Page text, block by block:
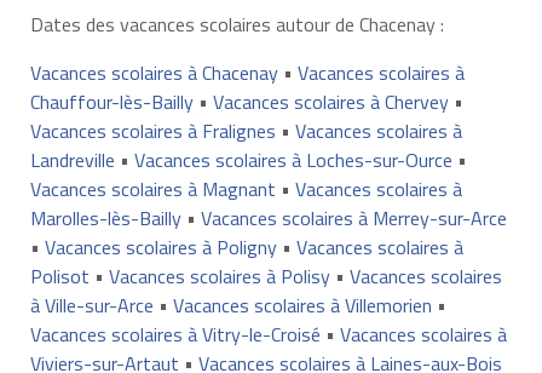
Dates des vacances scolaires autour de Chacenay :
Vacances scolaires à Chacenay• Vacances scolaires à
Chauffour-lès-Bailly• Vacances scolaires à Chervey•
Vacances scolaires à Fralignes • Vacances scolaires à
Landreville • Vacances scolaires à Loches-sur-Ource •
Vacances scolaires à Magnant • Vacances scolaires à
Marolles-lès-Bailly• Vacances scolaires à Merrey-sur-Arce
• Vacances scolaires à Poligny• Vacances scolaires à
Polisot • Vacances scolaires à Polisy• Vacances scolaires
à Ville-sur-Arce • Vacances scolaires à Villemorien •
Vacances scolaires à Vitry-le-Croisé • Vacances scolaires à
Viviers-sur-Artaut • Vacances scolaires à Laines-aux-Bois